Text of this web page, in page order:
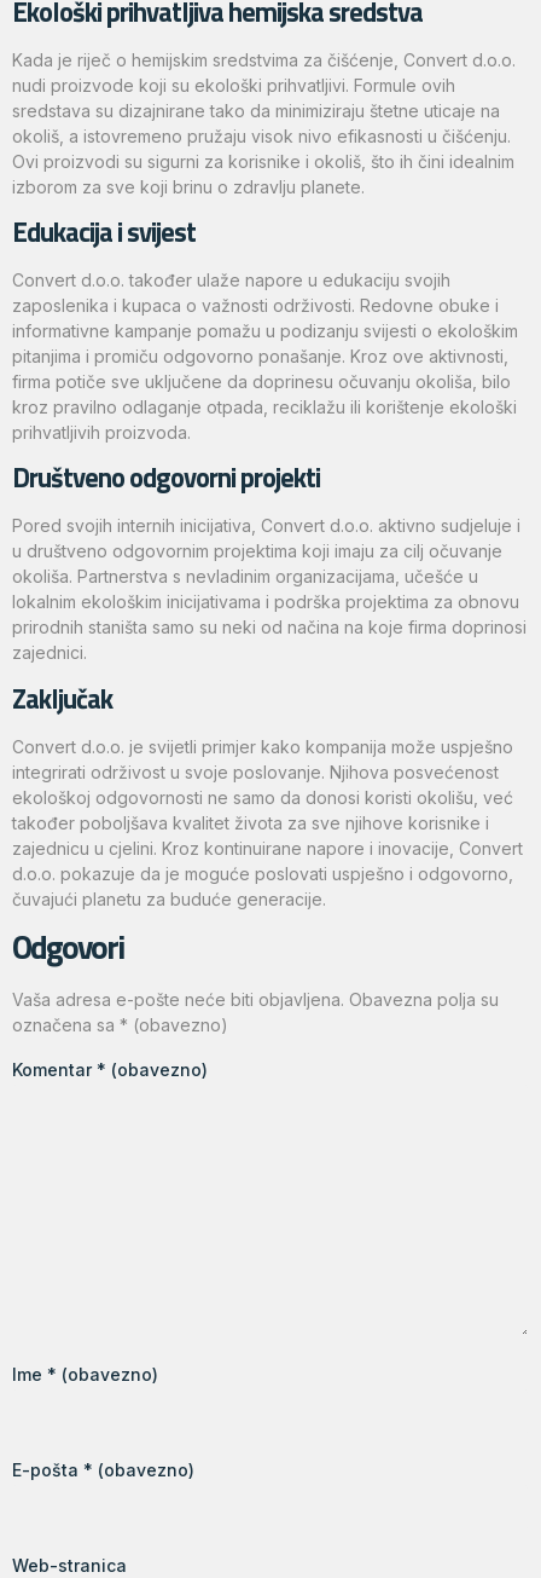
Ekološki prihvatljiva hemijska sredstva
Kada je riječ o hemijskim sredstvima za čišćenje, Convert d.o.o.
nudi proizvode koji su ekološki prihvatljivi. Formule ovih
sredstava su dizajnirane tako da minimiziraju štetne uticaje na
okoliš, a istovremeno pružaju visok nivo efikasnosti u čišćenju.
Ovi proizvodi su sigurni za korisnike i okoliš, što ih čini idealnim
izborom za sve koji brinu o zdravlju planete.
Edukacija i svijest
Convert d.o.o. također ulaže napore u edukaciju svojih
zaposlenika i kupaca o važnosti održivosti. Redovne obuke i
informativne kampanje pomažu u podizanju svijesti o ekološkim
pitanjima i promiču odgovorno ponašanje. Kroz ove aktivnosti,
firma potiče sve uključene da doprinesu očuvanju okoliša, bilo
kroz pravilno odlaganje otpada, reciklažu ili korištenje ekološki
prihvatljivih proizvoda.
Društveno odgovorni projekti
Pored svojih internih inicijativa, Convert d.o.o. aktivno sudjeluje i
u društveno odgovornim projektima koji imaju za cilj očuvanje
okoliša. Partnerstva s nevladinim organizacijama, učešće u
lokalnim ekološkim inicijativama i podrška projektima za obnovu
prirodnih staništa samo su neki od načina na koje firma doprinosi
zajednici.
Zaključak
Convert d.o.o. je svijetli primjer kako kompanija može uspješno
integrirati održivost u svoje poslovanje. Njihova posvećenost
ekološkoj odgovornosti ne samo da donosi koristi okolišu, već
također poboljšava kvalitet života za sve njihove korisnike i
zajednicu u cjelini. Kroz kontinuirane napore i inovacije, Convert
d.o.o. pokazuje da je moguće poslovati uspješno i odgovorno,
čuvajući planetu za buduće generacije.
Odgovori
Vaša adresa e-pošte neće biti objavljena. Obavezna polja su
označena sa * (obavezno)
Komentar * (obavezno)
Ime * (obavezno)
E-pošta * (obavezno)
Web-stranica